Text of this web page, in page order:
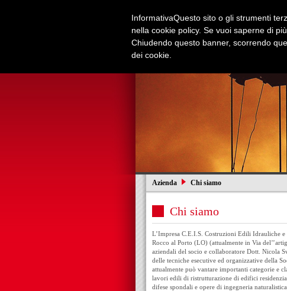
Azienda Chi siamo
Chi siamo
L’Impresa C.E.I.S. Costruzioni Edili Idrauliche
Rocco al Porto (LO) (attualmente in Via
aziendali del socio e collaboratore Dott. Nicola
delle tecniche esecutive ed organizzative della
attualmente può vantare importanti categorie e
lavori edili di ristrutturazione di edifici
difese spondali e opere di ingegneria
InformativaQuesto sito o gli strumenti
nella cookie policy. Se vuoi saperne di
Chiudendo questo banner, scorrendo
dei cookie.